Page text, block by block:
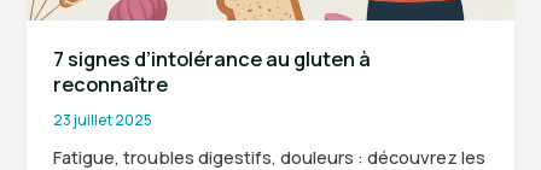
7 signes d’intolérance au gluten à
reconnaître
23 juillet 2025
Fatigue, troubles digestifs, douleurs : découvrez les